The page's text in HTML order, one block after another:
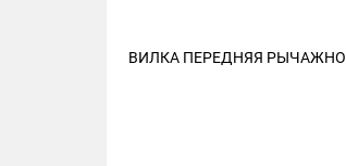
ВИЛКА ПЕРЕДНЯЯ